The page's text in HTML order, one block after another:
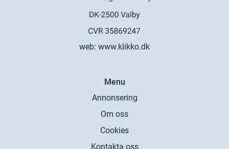
web: www.klikko.dk
Menu
Annonsering
Om oss
Cookies
Kontakta oss